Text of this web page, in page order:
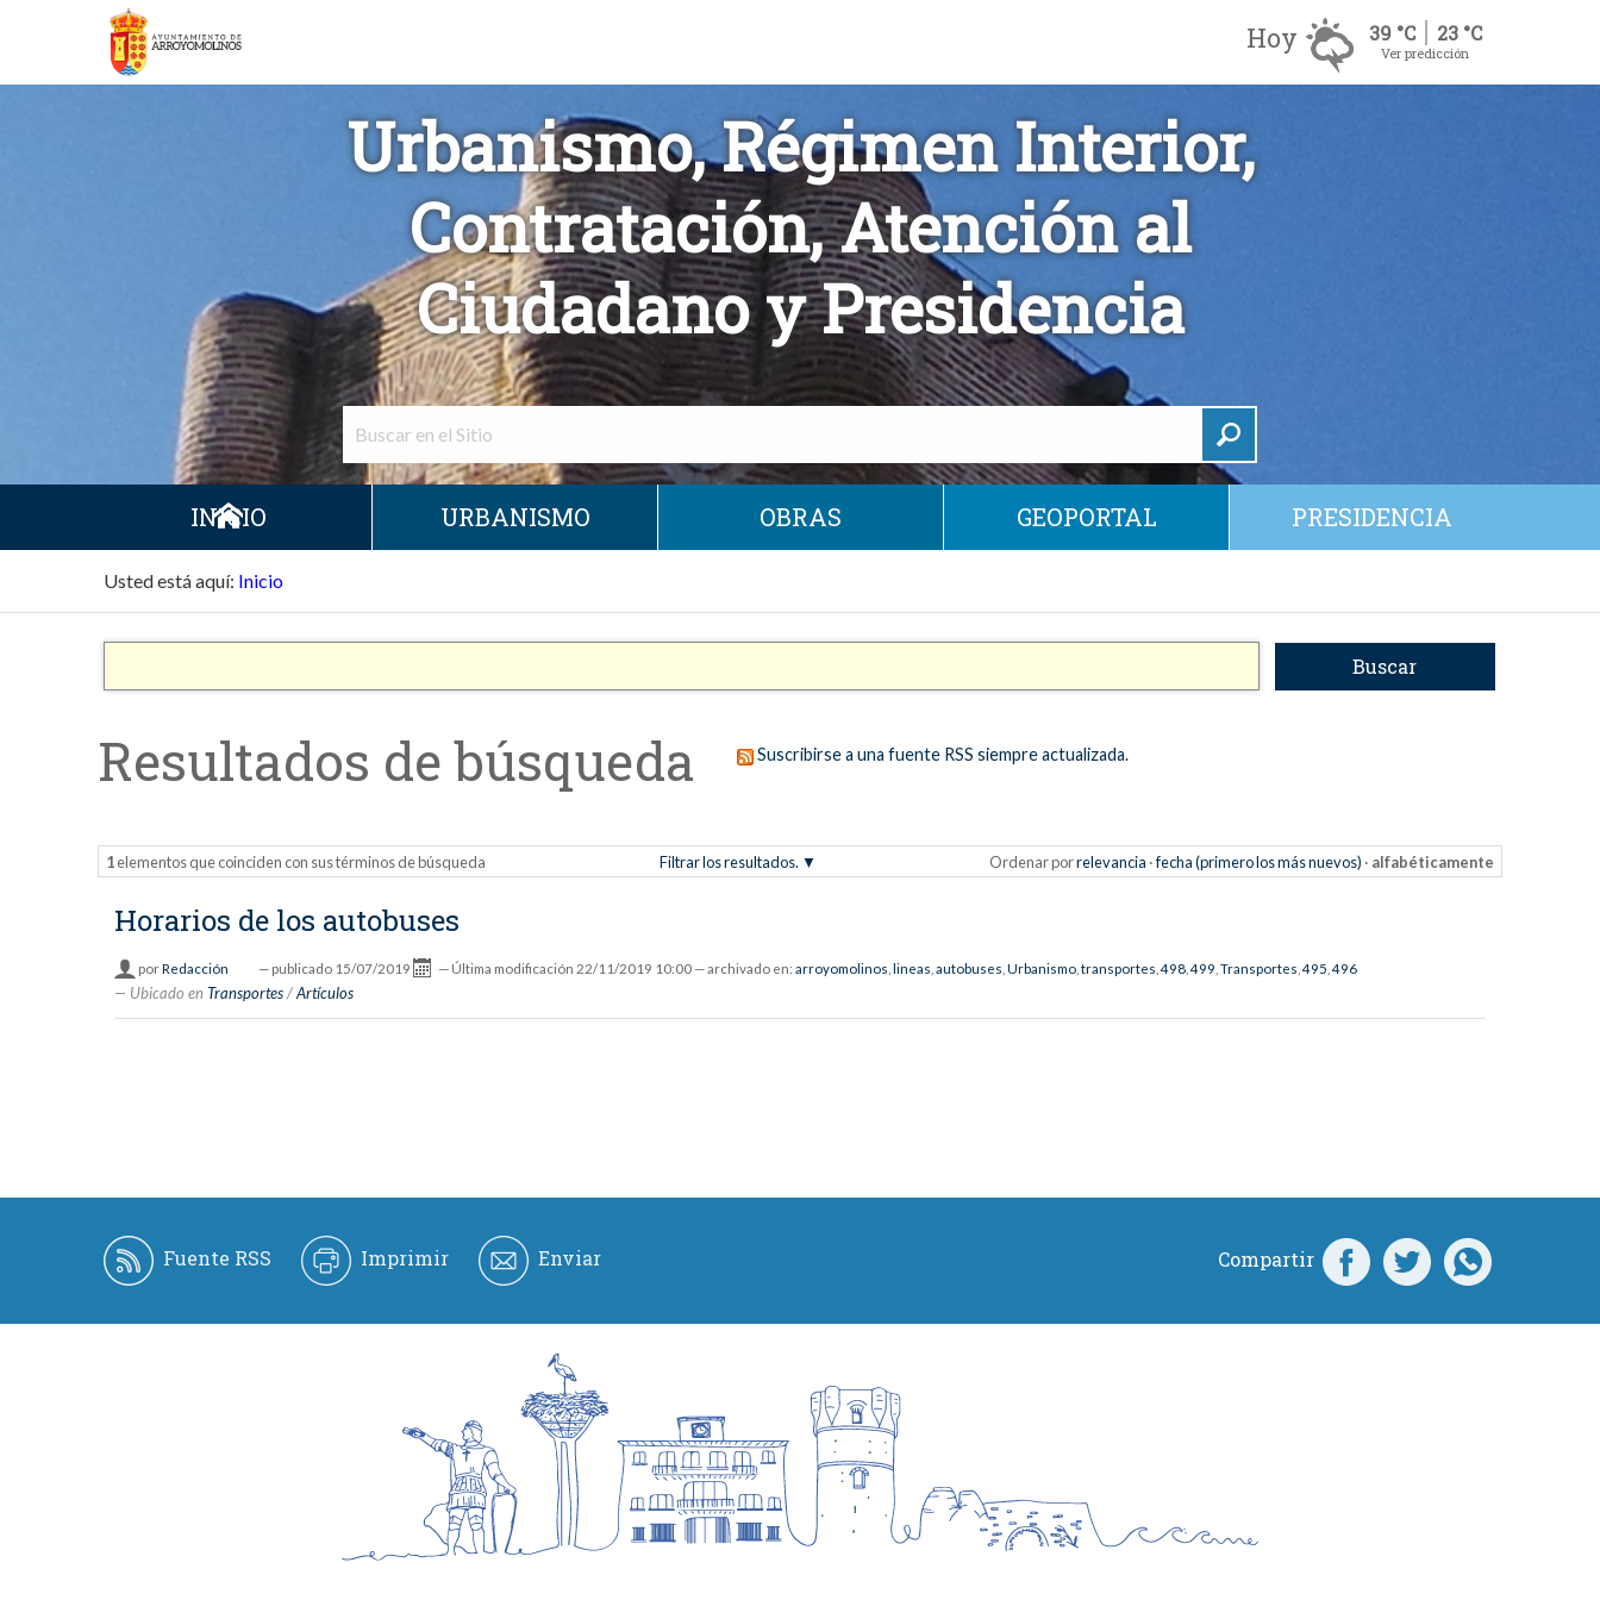
Hoy 39 °C 23 °C
Ver predicción
Urbanismo, Régimen Interior,
Contratación, Atención al
Ciudadano y Presidencia
INICIO URBANISMO OBRAS GEOPORTAL PRESIDENCIA
Usted está aquí: Inicio
Resultados de búsqueda Suscribirse a una fuente RSS siempre actualizada.
1elementos que coinciden con sus términos de búsqueda Filtrar los resultados. Ordenar porrelevancia ·fecha (primero los más nuevos) · alfabéticamente
Horarios de los autobuses
porRedacción — publicado15/07/2019 — Última modificación 22/11/2019 10:00 — archivado en:arroyomolinos lineas ,autobuses ,Urbanismo ,transportes ,498 ,499 ,Transportes ,495 ,496
Ubicado en Transportes /Artículos
Fuente RSS Imprimir Enviar Compartir